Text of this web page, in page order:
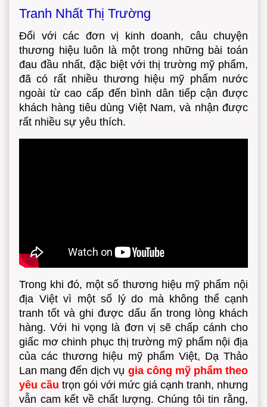
Tranh Nhất Thị Trường
Đối với các đơn vị kinh doanh, câu chuyện
thương hiệu luôn là một trong những bài toán
đau đầu nhất, đặc biệt với thị trường mỹ phẩm,
đã có rất nhiều thương hiệu mỹ phẩm nước
ngoài từ cao cấp đến bình dân tiếp cận được
khách hàng tiêu dùng Việt Nam, và nhận được
rất nhiều sự yêu thích.
Trong khi đó, một số thương hiệu mỹ phẩm nội
địa Việt vì một số lý do mà không thể cạnh
tranh tốt và ghi được dấu ấn trong lòng khách
hàng. Với hi vọng là đơn vị sẽ chấp cánh cho
giấc mơ chinh phục thị trường mỹ phẩm nội địa
của các thương hiệu mỹ phẩm Việt, Dạ Thảo
Lan mang đến dịch vụ gia công mỹ phẩm theo
yêu cầu trọn gói với mức giá cạnh tranh, nhưng
vẫn cam kết về chất lượng. Chúng tôi tin rằng,